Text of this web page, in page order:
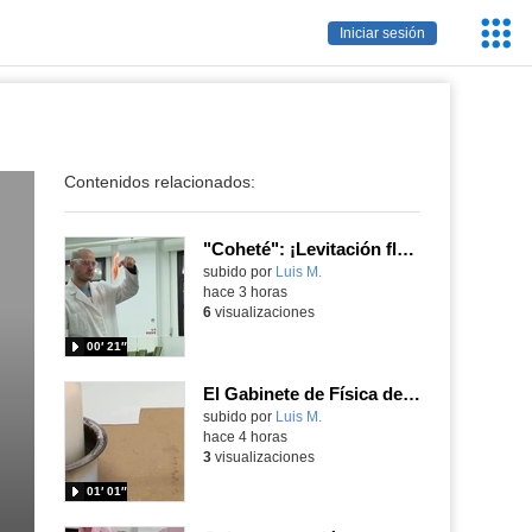
Iniciar sesión
Contenidos relacionados:
"Coheté": ¡Levitación flamígera!
Contenido educativo.
subido por Luis M.
00′ 21″
hace 3 horas
6visualizaciones
El Gabinete de Física del IES Enrique Tierno Galván de Parla (Curso 25-26)
Contenido educativo.
subido por Luis M.
01′ 01″
hace 4 horas
3visualizaciones